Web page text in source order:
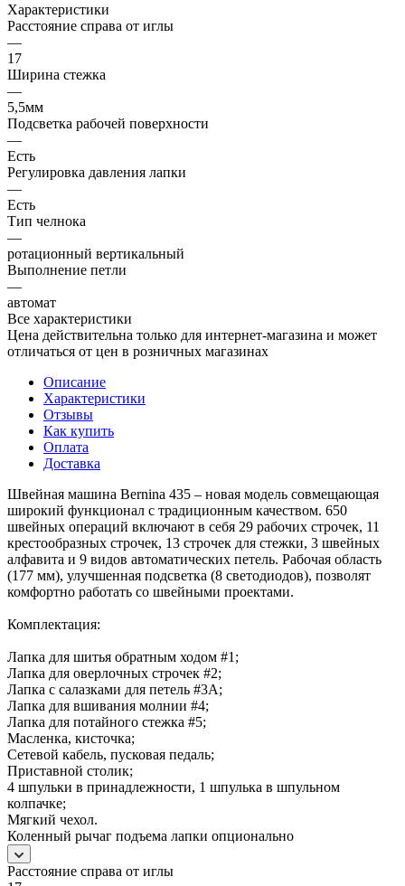
Характеристики
Расстояние справа от иглы
—
17
Ширина стежка
—
5,5мм
Подсветка рабочей поверхности
—
Есть
Регулировка давления лапки
—
Есть
Тип челнока
—
ротационный вертикальный
Выполнение петли
—
автомат
Все характеристики
Цена действительна только для интернет-магазина и может
отличаться от цен в розничных магазинах
Описание
Характеристики
Отзывы
Как купить
Оплата
Доставка
Швейная машина Bernina 435 – новая модель совмещающая
широкий функционал с традиционным качеством. 650
швейных операций включают в себя 29 рабочих строчек, 11
крестообразных строчек, 13 строчек для стежки, 3 швейных
алфавита и 9 видов автоматических петель. Рабочая область
(177 мм), улучшенная подсветка (8 светодиодов), позволят
комфортно работать со швейными проектами.
Комплектация:
Лапка для шитья обратным ходом #1;
Лапка для оверлочных строчек #2;
Лапка с салазками для петель #3A;
Лапка для вшивания молнии #4;
Лапка для потайного стежка #5;
Масленка, кисточка;
Сетевой кабель, пусковая педаль;
Приставной столик;
4 шпульки в принадлежности, 1 шпулька в шпульном
колпачке;
Мягкий чехол.
Коленный рычаг подъема лапки опционально
Расстояние справа от иглы